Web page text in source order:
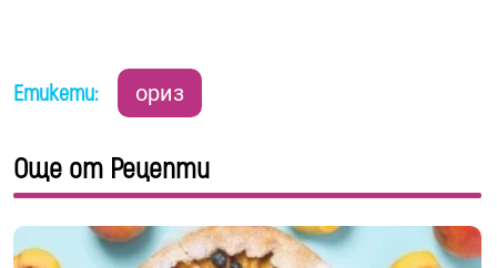
Етикети: ориз
Още от Рецепти